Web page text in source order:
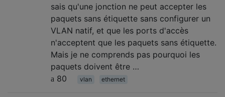
sais qu'une jonction ne peut accepter les
paquets sans étiquette sans configurer un
VLAN natif, et que les ports d'accès
n'acceptent que les paquets sans étiquette.
Mais je ne comprends pas pourquoi les
paquets doivent être …
80
vlan ethernet